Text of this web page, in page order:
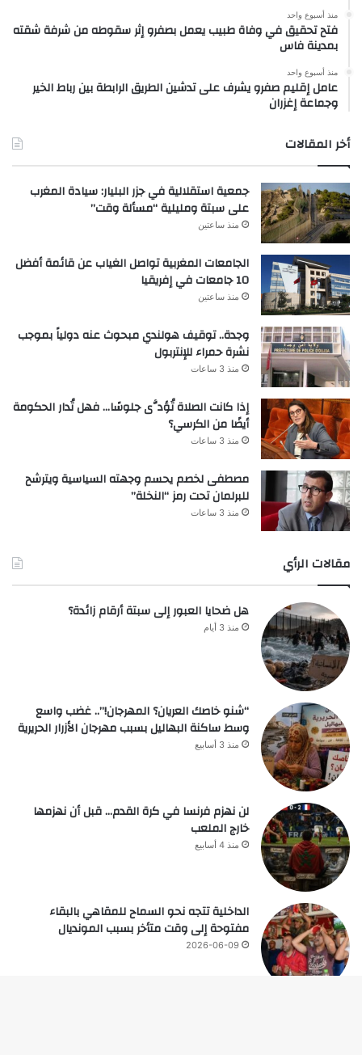
منذ أسبوع واحد
فتح تحقيق في وفاة طبيب يعمل بصفرو إثر سقوطه من شرفة شقته
بمدينة فاس
منذ أسبوع واحد
عامل إقليم صفرو يشرف على تدشين الطريق الرابطة بين رباط الخير
وجماعة إغزران
أخر المقالات
جمعية استقلالية في جزر البليار: سيادة المغرب
على سبتة ومليلية “مسألة وقت”
منذ ساعتين
الجامعات المغربية تواصل الغياب عن قائمة أفضل
10 جامعات في إفريقيا
منذ ساعتين
وجدة.. توقيف هولندي مبحوث عنه دولياً بموجب
نشرة حمراء للإنتربول
منذ 3 ساعات
إذا كانت الصلاة تُؤدَّى جلوسًا… فهل تُدار الحكومة
أيضًا من الكرسي؟
منذ 3 ساعات
مصطفى لخصم يحسم وجهته السياسية ويترشح
للبرلمان تحت رمز “النخلة”
منذ 3 ساعات
مقالات الرأي
هل ضحايا العبور إلى سبتة أرقام زائدة؟
منذ 3 أيام
“شنو خاصك العريان؟ المهرجان!”.. غضب واسع
وسط ساكنة البهاليل بسبب مهرجان الأزرار الحريرية
منذ 3 أسابيع
لن نهزم فرنسا في كرة القدم… قبل أن نهزمها
خارج الملعب
منذ 4 أسابيع
الداخلية تتجه نحو السماح للمقاهي بالبقاء
مفتوحة إلى وقت متأخر بسبب المونديال
2026-06-09